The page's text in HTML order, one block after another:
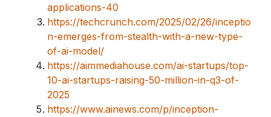
applications-40
https://techcrunch.com/2025/02/26/inceptio
n-emerges-from-stealth-with-a-new-type-
of-ai-model/
https://aimmediahouse.com/ai-startups/top-
10-ai-startups-raising-50-million-in-q3-of-
2025
https://www.ainews.com/p/inception-